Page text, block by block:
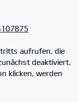
aufrufen, die
deaktiviert.
klicken, werden